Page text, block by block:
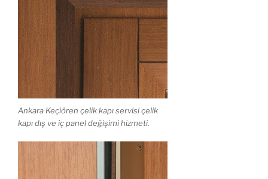
Ankara Keçiören çelik kapı servisi çelik
kapı dış ve iç panel değişimi hizmeti.